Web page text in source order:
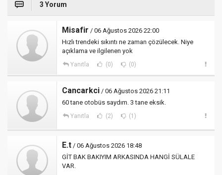
3 Yorum
Misafir / 06 Ağustos 2026 22:00
Hızlı trendeki sıkıntı ne zaman çözülecek. Niye
açıklama ve ilgilenen yok
Yanıtla (0) (0)
Cancarkci / 06 Ağustos 2026 21:11
60 tane otobüs saydım. 3 tane eksik.
Yanıtla (2) (1)
E.t / 06 Ağustos 2026 18:48
GİT BAK BAKIYIM ARKASINDA HANGİ SÜLALE
VAR.